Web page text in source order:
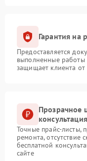
Гарантия на
Предоставляется
выполненные работы
защищает клиента от
Прозрачное
консультация
Точные прайс-листы,
ремонта, отсутствие
бесплатной
сайте